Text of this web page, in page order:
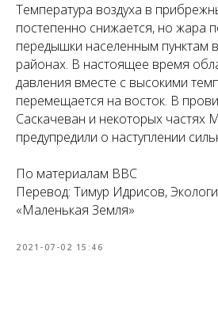
Температура воздуха в
постепенно снижается, но жара
передышки населенным пунктам
районах. В настоящее время
давления вместе с высокими
перемещается на восток. В
Саскачеван и некоторых частях
предупредили о наступлении
По материалам BBC
Перевод: Тимур Идрисов,
«Маленькая Земля»
2021-07-02 15:46